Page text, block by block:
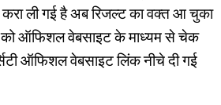
करा ली गई है अब रिजल्ट का वक्त आ चुका
को ऑफिशल वेबसाइट के माध्यम से चेक
ऑफिशल वेबसाइट लिंक नीचे दी गई